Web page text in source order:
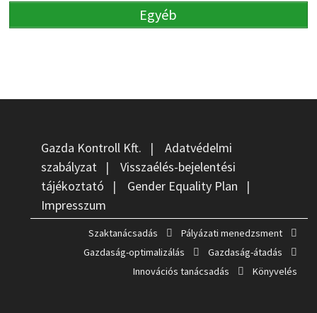
Egyéb
Gazda Kontroll Kft. | Adatvédelmi
szabályzat| Visszaélés-bejelentési
tájékoztató | Gender Equality Plan |
Impresszum
Szaktanácsadás
Pályázati menedzsment
Gazdaság-optimalizálás
Gazdaság-átadás
Innovációs tanácsadás
Könyvelés